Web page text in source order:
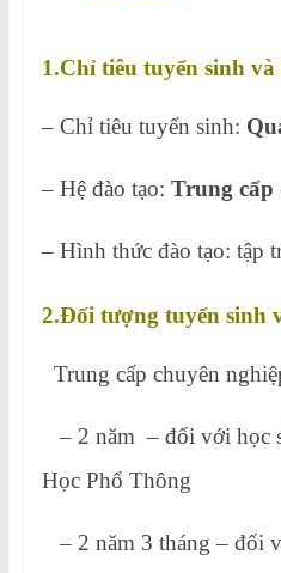
1.Chỉ tiêu tuyển sinh và
– Chỉ tiêu tuyển sinh:
– Hệ đào tạo: Trung cấp
– Hình thức đào tạo: tập
2.Đối tượng tuyển sinh
Trung cấp chuyên
– 2 năm – đối với học
Học Phổ Thông
– 2 năm 3 tháng – đối